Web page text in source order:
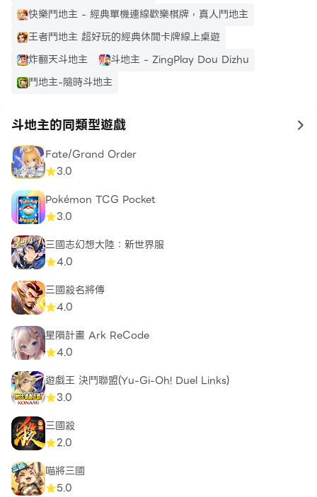
快樂鬥地主 - 經典單機連線歡樂棋牌，真人鬥地主
王者鬥地主 超好玩的經典休閒卡牌線上桌遊
炸翻天斗地主
斗地主 - ZingPlay Dou Dizhu
鬥地主-隨時斗地主
斗地主的同類型遊戲 to
Fate/Grand Order
3.0
Pokémon TCG Pocket
3.0
三國志幻想大陸：新世界服
4.0
三國殺名將傳
4.0
星隕計畫 Ark ReCode
4.0
遊戲王 決鬥聯盟(Yu-Gi-Oh! Duel Links)
3.0
三國殺
2.0
喵將三國
5.0